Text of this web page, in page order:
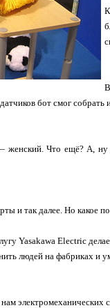
бот смог собрать
женский. Что ещё? А,
и так далее. Но какое
Yasakawa Electric
людей на фабриках и
электромеханических